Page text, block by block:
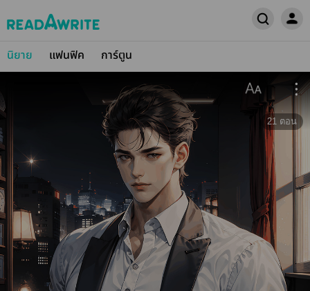
นิยาย แฟนฟิค การ์ตูน
21 ตอน